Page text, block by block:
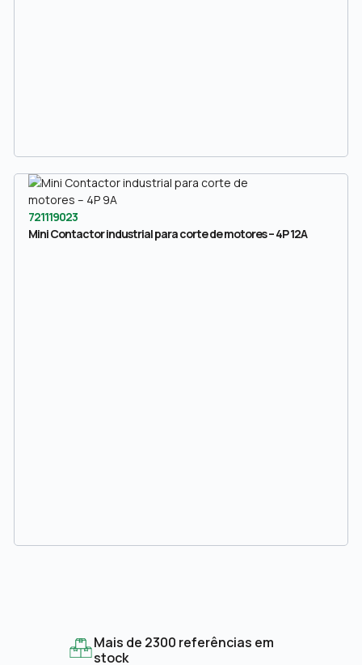
721119023
Mini Contactor industrial para corte de motores – 4P 12A
Mais de 2300 referências em
stock